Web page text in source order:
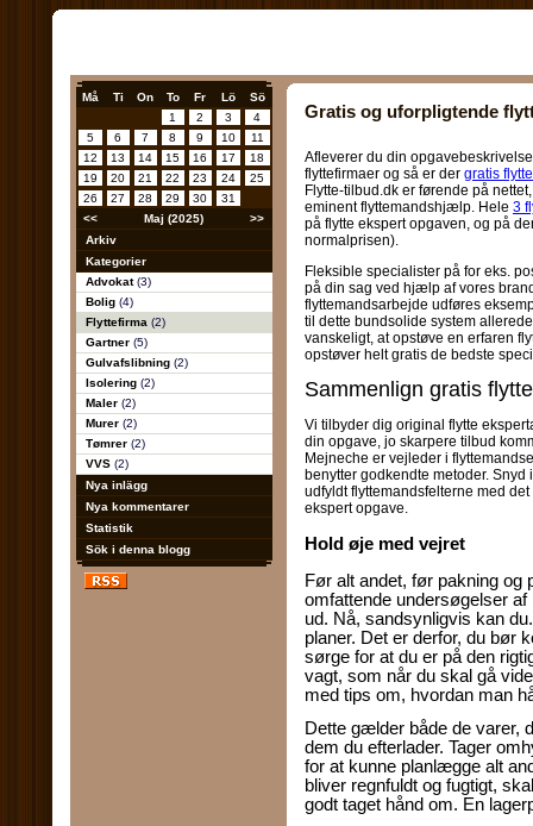
Må Ti On To Fr Lö
Sö
1
2 3
4
5
6 7 8 9 10
11
12
13 14 15 16 17
18
19
20 21 22 23 24
25
26
27 28 29 30
31
<<
Maj (2025)
>>
Arkiv
Kategorier
Advokat(3)
Bolig (4)
Flyttefirma (2)
Gartner (5)
Gulvafslibning (2)
Isolering (2)
Maler (2)
Murer (2)
Tømrer (2)
VVS (2)
Nya inlägg
Nya kommentarer
Statistik
Sök i denna blogg
Gratis og uforpligtende
Afleverer du din
flyttefirmaer og så er der gratis
Flytte-tilbud.dk er førende på
eminent flyttemandshjælp. Hele 3
på flytte ekspert opgaven, og på
normalprisen).
Fleksible specialister på for eks.
på din sag ved hjælp af vores
flyttemandsarbejde udføres
til dette bundsolide system
vanskeligt, at opstøve en erfaren
opstøver helt gratis de bedste
Sammenlign gratis
Vi tilbyder dig original flytte
din opgave, jo skarpere tilbud
Mejneche er vejleder i
benytter godkendte metoder.
udfyldt flyttemandsfelterne med
ekspert opgave.
Hold øje med vejret
Før alt andet, før pakning og
omfattende undersøgelser
ud. Nå, sandsynligvis kan
planer. Det er derfor, du bør
sørge for at du er på den
vagt, som når du skal gå
med tips om, hvordan man
Dette gælder både de varer,
dem du efterlader. Tager
for at kunne planlægge alt
bliver regnfuldt og fugtigt,
godt taget hånd om. En